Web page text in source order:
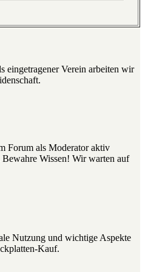
eingetragener Verein arbeiten wir
Forum als Moderator aktiv
Wissen! Wir warten auf
Nutzung und wichtige Aspekte
Kauf.